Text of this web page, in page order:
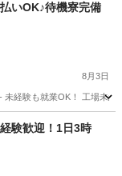
いOK♪待機寮完備
8月3日
未経験も就業OK！ 工場未
験歓迎！1日3時